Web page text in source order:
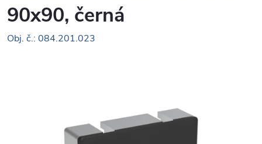
90x90, černá
Obj. č.: 084.201.023